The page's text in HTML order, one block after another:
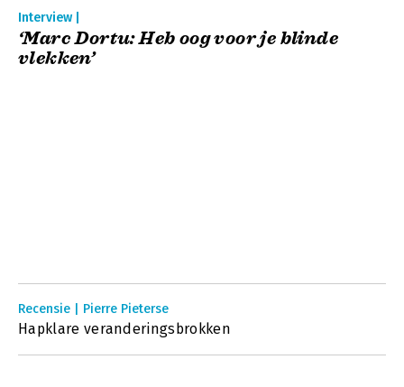
Interview |
‘Marc Dortu: Heb oog voor je blinde
vlekken’
Recensie | Pierre Pieterse
Hapklare veranderingsbrokken